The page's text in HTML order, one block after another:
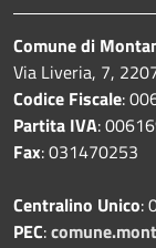
Comune di
Via Liveria, 7,
Codice Fiscale:
Partita IVA:
Fax: 031470253
Centralino Unico:
PEC: